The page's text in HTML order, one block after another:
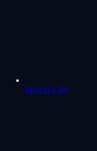
Tarot Sí o No